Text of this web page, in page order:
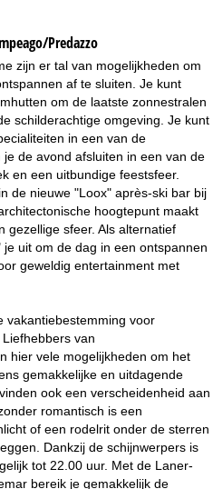
Predazzo
zijn er tal van mogelijkheden om
af te sluiten. Je kunt
om de laatste zonnestralen
schilderachtige omgeving. Je kunt
in een van de
de avond afsluiten in een van de
en een uitbundige feestsfeer.
de nieuwe "Loox" après-ski bar bij
hoogtepunt maakt
gezellige sfeer. Als alternatief
uit om de dag in een ontspannen
geweldig entertainment met
vakantiebestemming voor
van
hier vele mogelijkheden om het
gemakkelijke en uitdagende
ook een verscheidenheid aan
romantisch is een
of een rodelrit onder de sterren
Dankzij de schijnwerpers is
tot 22.00 uur. Met de Laner-
bereik je gemakkelijk de